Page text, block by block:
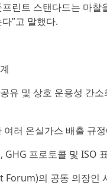
린트 스탠다드는 마
”고 말했다.
유 및 상호 운용성 간
여러 온실가스 배출 규
GHG 프로토콜 및 ISO
의 공동 의장인